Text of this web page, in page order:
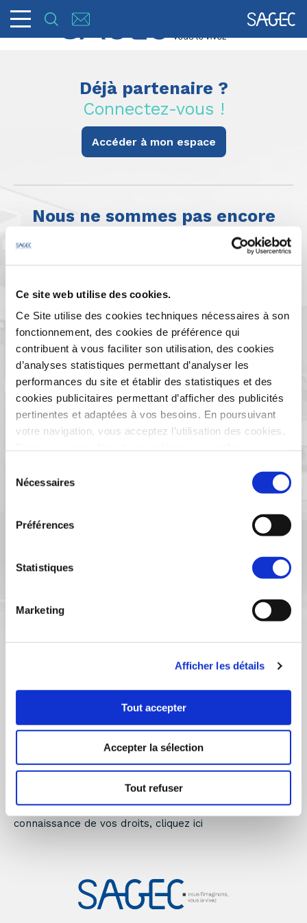
Ce site web utilise des cookies.
Ce Site utilise des cookies techniques nécessaires à son
fonctionnement, des cookies de préférence qui
contribuent à vous faciliter son utilisation, des cookies
d’analyses statistiques permettant d’analyser les
performances du site et établir des statistiques et des
cookies publicitaires permettant d’afficher des publicités
pertinentes et adaptées à vos besoins. En poursuivant
votre navigation, vous acceptez l’utilisation des cookies.
Nécessaires
Préférences
Statistiques
Marketing
Afficher les détails
Tout accepter
Accepter la sélection
Tout refuser
Déjà partenaire ?
Connectez-vous !
Accéder à mon espace
Nous ne sommes pas encore
Remplissez le formulaire !
Madame* Monsieur*
Je valide
* Champs obligatoires
Vos données personnelles sont traitées conformément
à la réglementation en vigueur. Pour prendre
connaissance de vos droits, cliquez ici